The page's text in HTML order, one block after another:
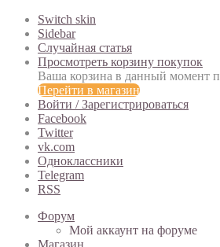
Switch skin
Sidebar
Случайная статья
Просмотреть корзину покупок
Ваша корзина в данный момент
Перейти в магазин
Войти / Зарегистрироваться
Facebook
Twitter
vk.com
Одноклассники
Telegram
RSS
Форум
Мой аккаунт на форуме
Магазин